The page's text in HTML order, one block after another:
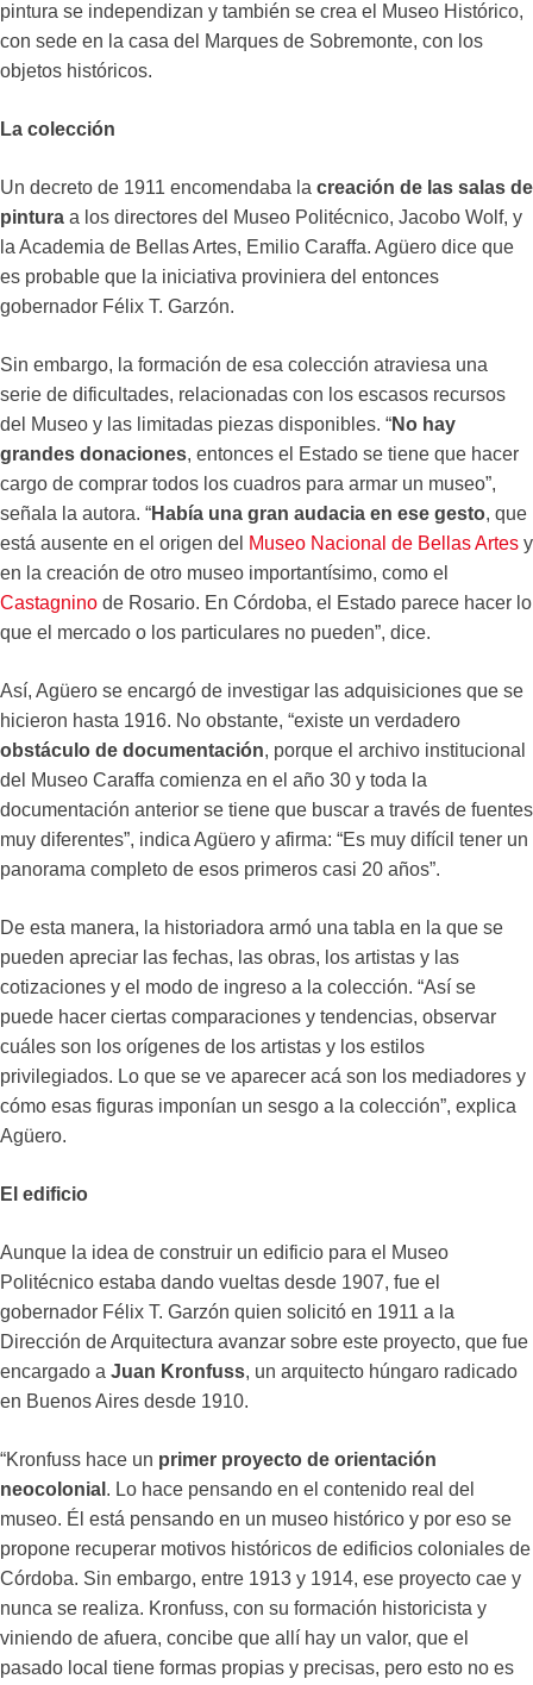
pintura se independizan y también se crea el Museo Histórico,
con sede en la casa del Marques de Sobremonte, con los
objetos históricos.
La colección
Un decreto de 1911 encomendaba la creación de las salas de
pintura a los directores del Museo Politécnico, Jacobo Wolf, y
la Academia de Bellas Artes, Emilio Caraffa. Agüero dice que
es probable que la iniciativa proviniera del entonces
gobernador Félix T. Garzón.
Sin embargo, la formación de esa colección atraviesa una
serie de dificultades, relacionadas con los escasos recursos
del Museo y las limitadas piezas disponibles. “No hay
grandes donaciones, entonces el Estado se tiene que hacer
cargo de comprar todos los cuadros para armar un museo”,
señala la autora. “Había una gran audacia en ese gesto, que
está ausente en el origen del Museo Nacional de Bellas Artes y
en la creación de otro museo importantísimo, como el
Castagnino de Rosario. En Córdoba, el Estado parece hacer lo
que el mercado o los particulares no pueden”, dice.
Así, Agüero se encargó de investigar las adquisiciones que se
hicieron hasta 1916. No obstante, “existe un verdadero
obstáculo de documentación, porque el archivo institucional
del Museo Caraffa comienza en el año 30 y toda la
documentación anterior se tiene que buscar a través de fuentes
muy diferentes”, indica Agüero y afirma: “Es muy difícil tener un
panorama completo de esos primeros casi 20 años”.
De esta manera, la historiadora armó una tabla en la que se
pueden apreciar las fechas, las obras, los artistas y las
cotizaciones y el modo de ingreso a la colección. “Así se
puede hacer ciertas comparaciones y tendencias, observar
cuáles son los orígenes de los artistas y los estilos
privilegiados. Lo que se ve aparecer acá son los mediadores y
cómo esas figuras imponían un sesgo a la colección”, explica
Agüero.
El edificio
Aunque la idea de construir un edificio para el Museo
Politécnico estaba dando vueltas desde 1907, fue el
gobernador Félix T. Garzón quien solicitó en 1911 a la
Dirección de Arquitectura avanzar sobre este proyecto, que fue
encargado a Juan Kronfuss, un arquitecto húngaro radicado
en Buenos Aires desde 1910.
“Kronfuss hace un primer proyecto de orientación
neocolonial . Lo hace pensando en el contenido real del
museo. Él está pensando en un museo histórico y por eso se
propone recuperar motivos históricos de edificios coloniales de
Córdoba. Sin embargo, entre 1913 y 1914, ese proyecto cae y
nunca se realiza. Kronfuss, con su formación historicista y
viniendo de afuera, concibe que allí hay un valor, que el
pasado local tiene formas propias y precisas, pero esto no es